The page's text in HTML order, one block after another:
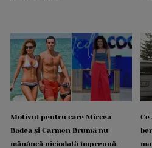
Motivul pentru care Mircea
Badea și Carmen Brumă nu
mănâncă niciodată împreună.